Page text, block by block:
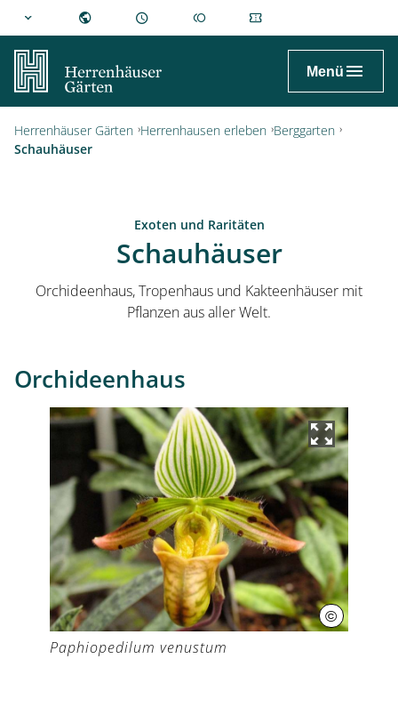
Menü
hannover.de
Herrenhäuser Gärten Herrenhausen erleben Berggarten
Schauhäuser
Exoten und Raritäten
Schauhäuser
Orchideenhaus, Tropenhaus und Kakteenhäuser mit
Pflanzen aus aller Welt.
Orchideenhaus
©
Paphiopedilum venustum